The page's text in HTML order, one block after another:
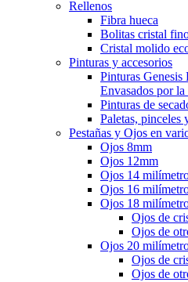
Rellenos
Fibra hueca
Bolitas cristal
Cristal molido
Pinturas y accesorios
Pinturas Genesis
Envasados por
Pinturas de
Paletas, pinceles
Pestañas y Ojos en
Ojos 8mm
Ojos 12mm
Ojos 14
Ojos 16
Ojos 18
Ojos de
Ojos de
Ojos 20
Ojos de
Ojos de